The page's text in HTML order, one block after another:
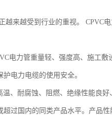
来越受到行业的重视。 CPVC
电力管重量轻、强度高、施工敷
电力电缆的使用安全。
、耐腐蚀、阻燃、绝缘性能良
过国内的同类产品水平。产品